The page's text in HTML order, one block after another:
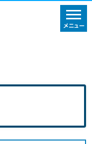
メニュー